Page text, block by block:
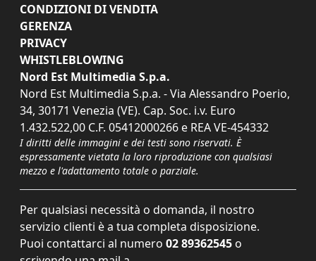
CONDIZIONI DI VENDITA
GERENZA
PRIVACY
WHISTLEBLOWING
Nord Est Multimedia S.p.a.
Nord Est Multimedia S.p.a. - Via Alessandro Poerio,
34, 30171 Venezia (VE). Cap. Soc. i.v. Euro
1.432.522,00 C.F. 05412000266 e REA VE-454332
I diritti delle immagini e dei testi sono riservati. È
espressamente vietata la loro riproduzione con qualsiasi
mezzo e l'adattamento totale o parziale.
Per qualsiasi necessità o domanda, il nostro
servizio clienti è a tua completa disposizione.
Puoi contattarci al numero 02 89362545 o